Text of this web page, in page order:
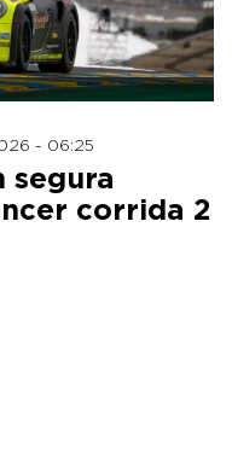
- 06:25
segura
corrida 2